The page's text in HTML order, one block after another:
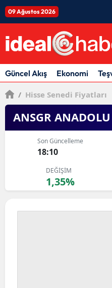
09 Ağustos 2026
Güncel Akış Ekonomi
/ Hisse Senedi Fiyatları
ANSGR
Son Güncelleme
18:10
DEĞİŞİM
1,35%